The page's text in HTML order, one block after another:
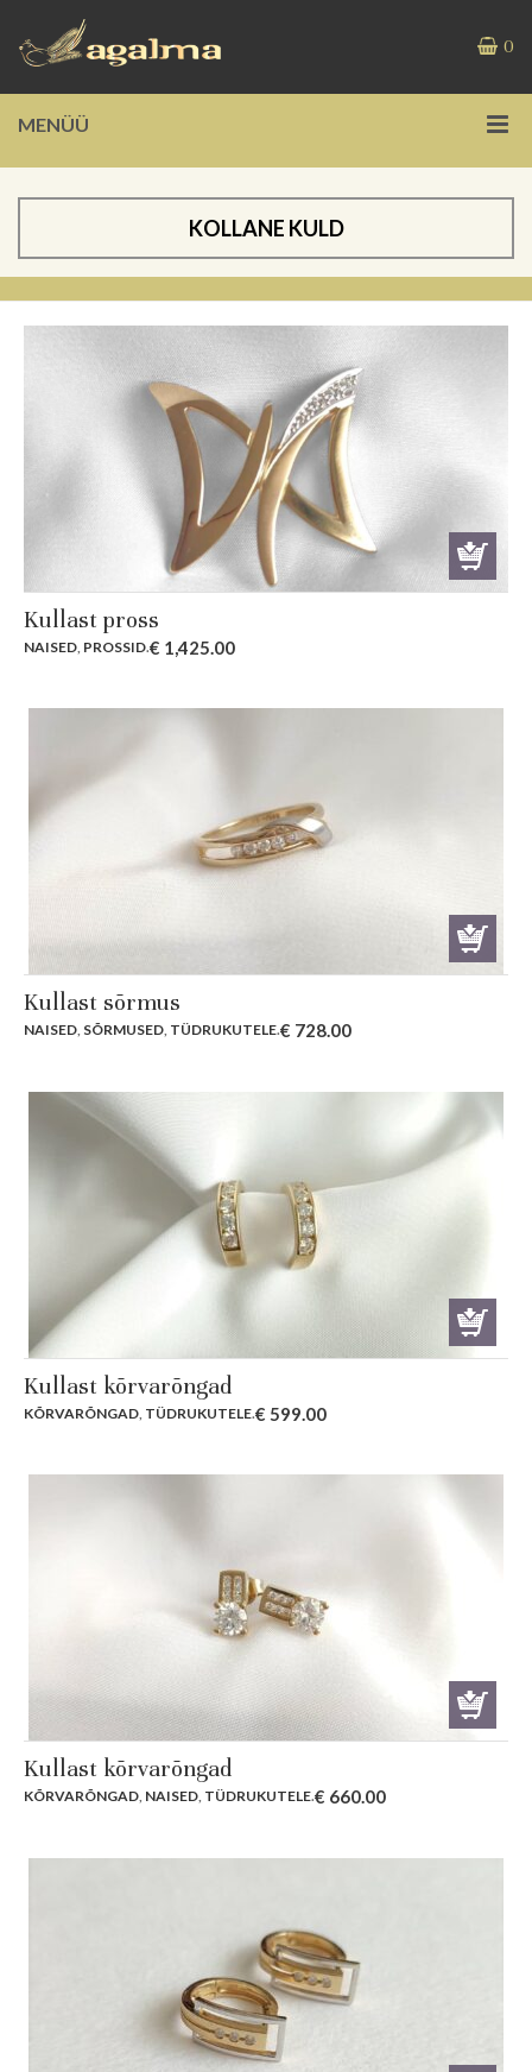
0
MENÜÜ
KOLLANE KULD
Kullast pross
NAISED, PROSSID.€ 1,425.00
Kullast sõrmus
NAISED, SÕRMUSED, TÜDRUKUTELE.€ 728.00
Kullast kõrvarõngad
KÕRVARÕNGAD TÜDRUKUTELE.€ 599.00
Kullast kõrvarõngad
KÕRVARÕNGAD, NAISED, TÜDRUKUTELE.€ 660.00